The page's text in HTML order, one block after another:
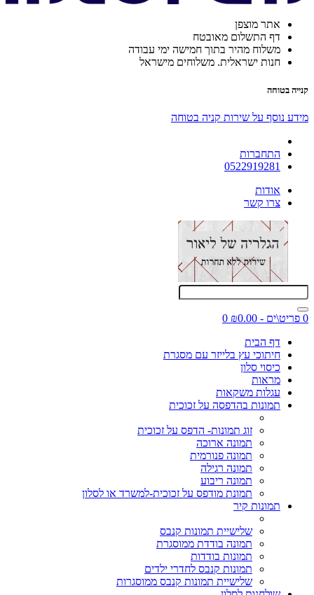
אתר מוצפן
דף התשלום מאובטח
משלוח מהיר בתוך חמישה ימי עבודה
חנות ישראלית. משלוחים מישראל
קנייה בטוחה
מידע נוסף על שירות קניה בטוחה
התחברות
0522919281
אודות
צרו קשר
0 פריט\ים - ₪0.00
0
דף הבית
חיתוכי עץ בלייזר עם מסגרת
כיסוי סלון
מראות
עגלות משקאות
תמונות בהדפסה על זכוכית
זוג תמונות- הדפס על זכוכית
תמונה ארוכה
תמונה פנורמית
תמונה רגילה
תמונה ריבוע
תמונת מודפס על זכוכית-למשרד או לסלון
תמונות קיר
שלישיית תמונות קנבס
תמונה בודדת ממוסגרת
תמונות בודדות
תמונות קנבס לחדרי ילדים
שלישיית תמונות קנבס ממוסגרות